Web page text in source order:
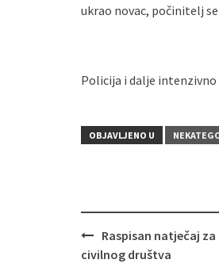
ukrao novac, počinitelj
Policija i dalje
OBJAVLJENO U
Navigacija
Raspisan natječaj
civilnog društva